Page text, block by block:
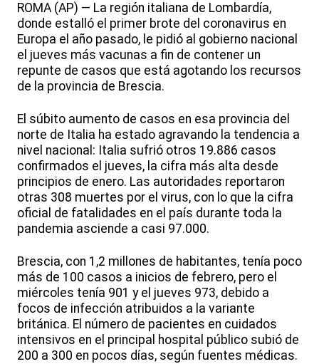
ROMA (AP) — La región italiana de Lombardía,
donde estalló el primer brote del coronavirus en
Europa el año pasado, le pidió al gobierno nacional
el jueves más vacunas a fin de contener un
repunte de casos que está agotando los recursos
de la provincia de Brescia.
El súbito aumento de casos en esa provincia del
norte de Italia ha estado agravando la tendencia a
nivel nacional: Italia sufrió otros 19.886 casos
confirmados el jueves, la cifra más alta desde
principios de enero. Las autoridades reportaron
otras 308 muertes por el virus, con lo que la cifra
oficial de fatalidades en el país durante toda la
pandemia asciende a casi 97.000.
Brescia, con 1,2 millones de habitantes, tenía poco
más de 100 casos a inicios de febrero, pero el
miércoles tenía 901 y el jueves 973, debido a
focos de infección atribuidos a la variante
británica. El número de pacientes en cuidados
intensivos en el principal hospital público subió de
200 a 300 en pocos días, según fuentes médicas.